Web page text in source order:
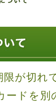
限が切れ
ードを別